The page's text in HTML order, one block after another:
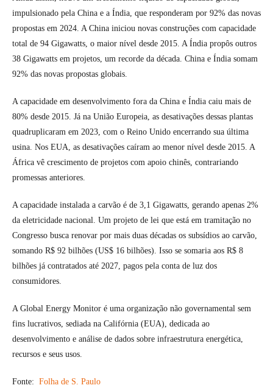
impulsionado pela China e a Índia, que responderam por 92% das novas
propostas em 2024. A China iniciou novas construções com capacidade
total de 94 Gigawatts, o maior nível desde 2015. A Índia propôs outros
38 Gigawatts em projetos, um recorde da década. China e Índia somam
92% das novas propostas globais.
A capacidade em desenvolvimento fora da China e Índia caiu mais de
80% desde 2015. Já na União Europeia, as desativações dessas plantas
quadruplicaram em 2023, com o Reino Unido encerrando sua última
usina. Nos EUA, as desativações caíram ao menor nível desde 2015. A
África vê crescimento de projetos com apoio chinês, contrariando
promessas anteriores.
A capacidade instalada a carvão é de 3,1 Gigawatts, gerando apenas 2%
da eletricidade nacional. Um projeto de lei que está em tramitação no
Congresso busca renovar por mais duas décadas os subsídios ao carvão,
somando R$ 92 bilhões (US$ 16 bilhões). Isso se somaria aos R$ 8
bilhões já contratados até 2027, pagos pela conta de luz dos
consumidores.
A Global Energy Monitor é uma organização não governamental sem
fins lucrativos, sediada na Califórnia (EUA), dedicada ao
desenvolvimento e análise de dados sobre infraestrutura energética,
recursos e seus usos.
Fonte: Folha de S. Paulo